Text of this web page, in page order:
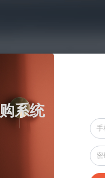
系统